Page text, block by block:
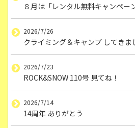
８月は「レンタル無料キャンペー
2026/7/26
クライミング＆キャンプ してきま
2026/7/23
ROCK&SNOW 110号 見てね！
2026/7/14
14周年 ありがとう